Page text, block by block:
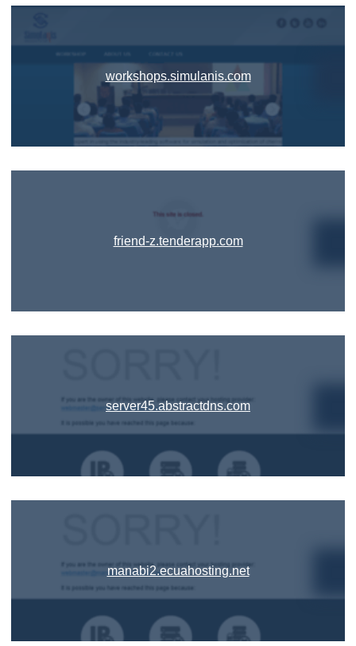
workshops.simulanis.com
friend-z.tenderapp.com
server45.abstractdns.com
manabi2.ecuahosting.net